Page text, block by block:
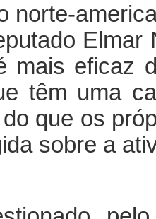
norte-
Elmar
mais eficaz
têm uma
que os
sobre a